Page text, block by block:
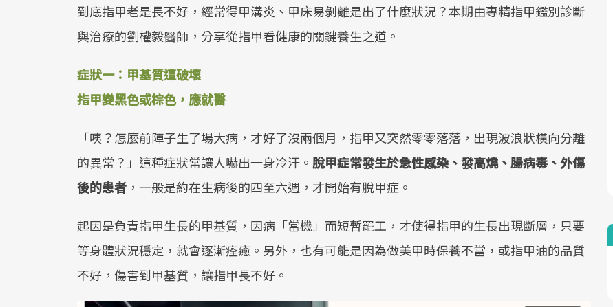
到底指甲老是長不好，經常得甲溝炎、甲床易剝離是出了什麼狀況？本期由專精指甲鑑別診斷
與治療的劉權毅醫師，分享從指甲看健康的關鍵養生之道。
症狀一：甲基質遭破壞
指甲變黑色或棕色，應就醫
「咦？怎麼前陣子生了場大病，才好了沒兩個月，指甲又突然零零落落，出現波浪狀橫向分離
的異常？」這種症狀常讓人嚇出一身冷汗。 脫甲症常發生於急性感染、發高燒、腸病毒、外傷
後的患者 ，一般是約在生病後的四至六週，才開始有脫甲症。
起因是負責指甲生長的甲基質，因病「當機」而短暫罷工，才使得指甲的生長出現斷層，只要
等身體狀況穩定，就會逐漸痊癒。另外，也有可能是因為做美甲時保養不當，或指甲油的品質
不好，傷害到甲基質，讓指甲長不好。